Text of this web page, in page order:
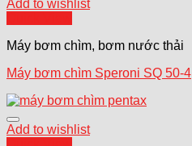
Add to wishlist
Máy bơm chìm, bơm nước thải
Máy bơm chìm Speroni SQ 50-4
Add to wishlist